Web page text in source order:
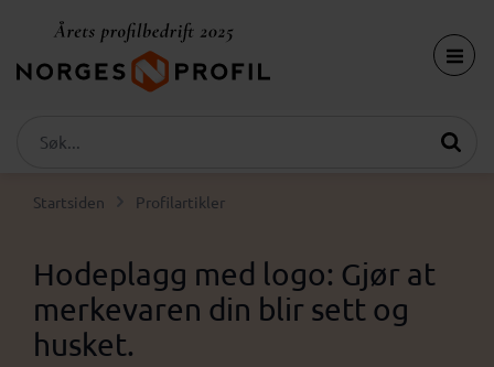
Startsiden Profilartikler
Hodeplagg med logo: Gjør at
merkevaren din blir sett og
husket.